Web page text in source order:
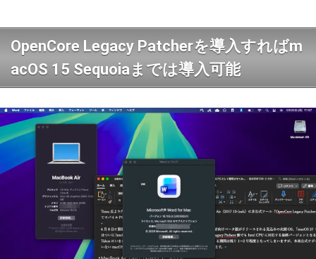
OpenCore Legacy Patcherを導入すればm
acOS 15 Sequoiaまでは導入可能